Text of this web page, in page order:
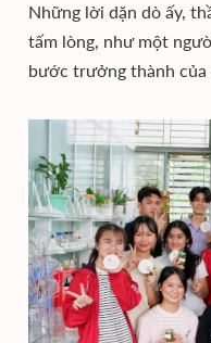
Những lời dặn dò ấy,
tấm lòng, như một
bước trưởng thành của